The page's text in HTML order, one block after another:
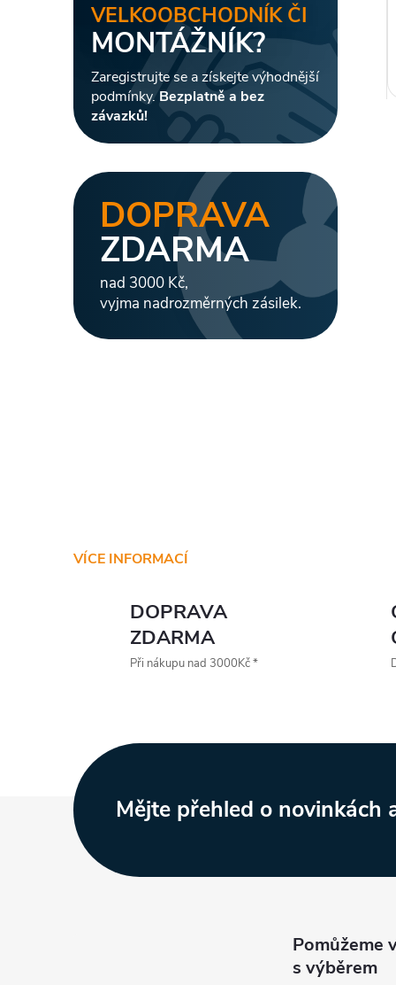
VELKOOBCHODNÍK ČI
MONTÁŽNÍK?
Zaregistrujte se a získejte výhodnější
podmínky.Bezplatně a bez
závazků!
DOPRAVA
ZDARMA
nad 3000 Kč,
vyjma nadrozměrných zásilek.
VÍCE INFORMACÍ
DOPRAVA
ZDARMA
Při nákupu nad 3000Kč *
Mějte přehled o novinkách